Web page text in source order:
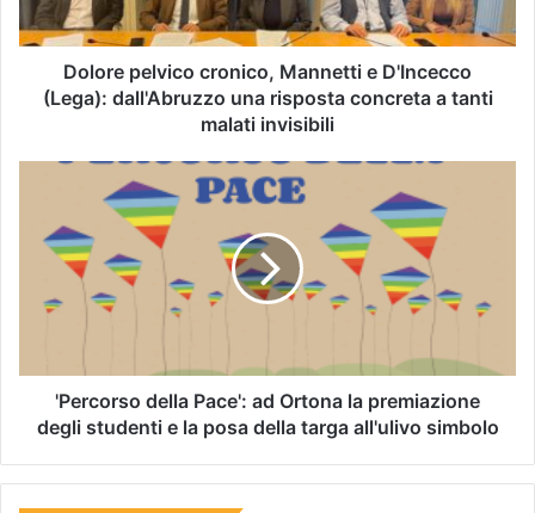
Dolore pelvico cronico, Mannetti e D'Incecco
(Lega): dall'Abruzzo una risposta concreta a tanti
malati invisibili
'Percorso della Pace': ad Ortona la premiazione
degli studenti e la posa della targa all'ulivo simbolo